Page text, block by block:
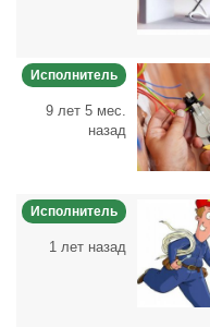
Исполнитель
9 лет 5 мес.
назад
Исполнитель
1 лет назад